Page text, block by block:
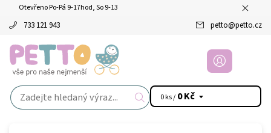
Otevřeno Po-Pá 9-17hod, So 9-13
733 121 943 petto@petto.cz
0 ks / 0 Kč